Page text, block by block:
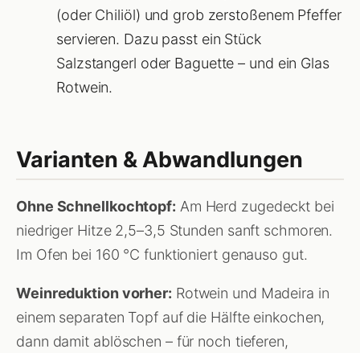
(oder Chiliöl) und grob zerstoßenem Pfeffer
servieren. Dazu passt ein Stück
Salzstangerl oder Baguette – und ein Glas
Rotwein.
Varianten & Abwandlungen
Ohne Schnellkochtopf: Am Herd zugedeckt bei
niedriger Hitze 2,5–3,5 Stunden sanft schmoren.
Im Ofen bei 160 °C funktioniert genauso gut.
Weinreduktion vorher: Rotwein und Madeira in
einem separaten Topf auf die Hälfte einkochen,
dann damit ablöschen – für noch tieferen,